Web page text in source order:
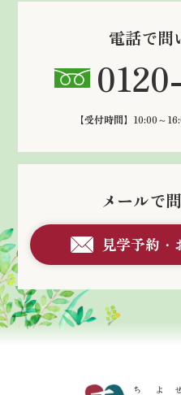
電話で問
【受付時間】10:00～
メールで
見学予約・